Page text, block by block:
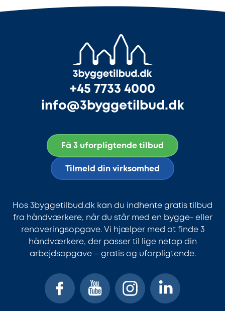
+45 7733 4000
info@3byggetilbud.dk
Få 3 uforpligtende tilbud
Tilmeld din virksomhed
Hos 3byggetilbud.dk kan du indhente gratis tilbud
fra håndværkere, når du står med en bygge- eller
renoveringsopgave. Vi hjælper med at finde 3
håndværkere, der passer til lige netop din
arbejdsopgave – gratis og uforpligtende.